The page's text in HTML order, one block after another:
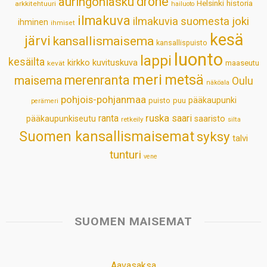
p
k
n
s
t
arkkitehtuuri hailuoto Helsinki historia
ihminen ihmiset ilmakuva ilmakuvia suomesta joki
järvi kansallismaisema kansallispuisto kesä
kesäilta kevät kirkko kuvituskuva lappi luonto maaseutu
maisema merenranta meri metsä näköala Oulu
perämeri pohjois-pohjanmaa puisto puu pääkaupunki
pääkaupunkiseutu ranta retkeily ruska saari saaristo silta
Suomen kansallismaisematsyksy talvi
tunturi vene
SUOMEN MAISEMAT